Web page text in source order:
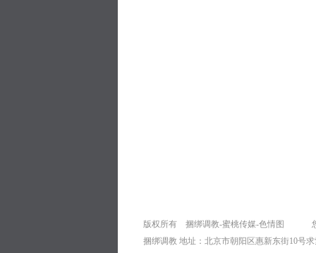
版权所有 捆绑调教-蜜桃传媒-色情图
捆绑调教 地址：北京市朝阳区惠新东街10号